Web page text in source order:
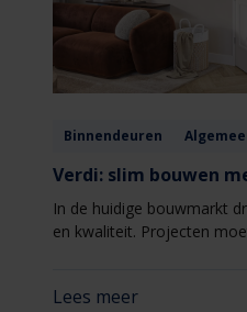
Binnendeuren
Verdi: slim bouwen
In de huidige bouwmarkt
en kwaliteit. Projecten
binnen nieuwbouw- en
Lees meer